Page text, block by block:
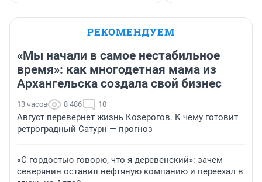
РЕКОМЕНДУЕМ
«Мы начали в самое нестабильное
время»: как многодетная мама из
Архангельска создала свой бизнес
13 часов 8 486 10
Август перевернет жизнь Козерогов. К чему готовит
ретроградный Сатурн — прогноз
«С гордостью говорю, что я деревенский»: зачем
северянин оставил нефтяную компанию и переехал в